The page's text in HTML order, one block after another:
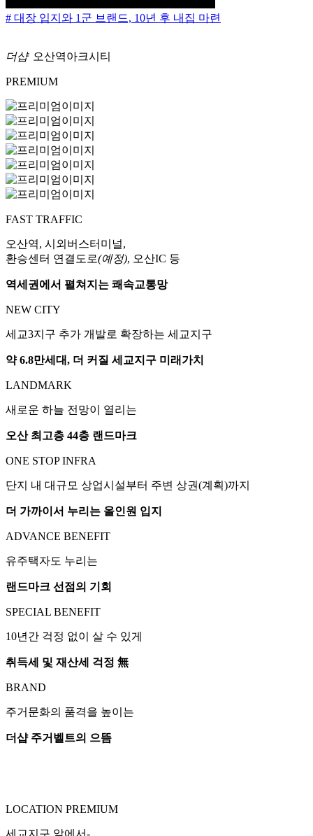
# 대장 입지와 1군 브랜드, 10년 후 내집 마련
더샵 오산역아크시티
PREMIUM
FAST TRAFFIC
오산역, 시외버스터미널,
환승센터 연결도로(예정), 오산IC 등
역세권에서 펼쳐지는 쾌속교통망
NEW CITY
세교3지구 추가 개발로 확장하는 세교지구
약 6.8만세대, 더 커질 세교지구 미래가치
LANDMARK
새로운 하늘 전망이 열리는
오산 최고층 44층 랜드마크
ONE STOP INFRA
단지 내 대규모 상업시설부터 주변 상권(계획)까지
더 가까이서 누리는 올인원 입지
ADVANCE BENEFIT
유주택자도 누리는
랜드마크 선점의 기회
SPECIAL BENEFIT
10년간 걱정 없이 살 수 있게
취득세 및 재산세 걱정 無
BRAND
주거문화의 품격을 높이는
더샵 주거벨트의 으뜸
LOCATION PREMIUM